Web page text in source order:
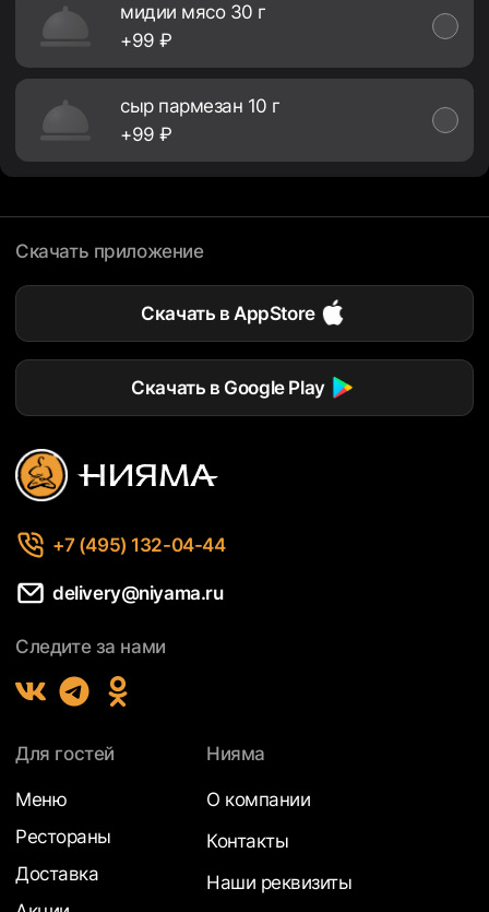
мидии мясо 30 г
+99 ₽
сыр пармезан 10 г
+99 ₽
Скачать приложение
Скачать в AppStore
Скачать в Google Play
+7 (495) 132-04-44
delivery@niyama.ru
Следите за нами
Для гостей
Меню
Рестораны
Доставка
Нияма
О компании
Контакты
Наши реквизиты